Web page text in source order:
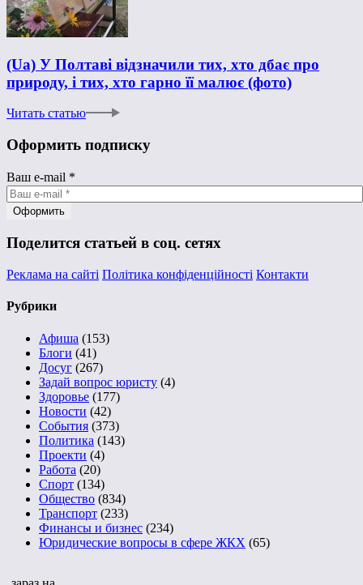
(Ua) У Полтаві відзначили тих, хто дбає про
природу, і тих, хто гарно її малює (фото)
Читать статью
Оформить подписку
Ваш e-mail *
Поделится статьей в соц. сетях
Реклама на сайті Політика конфіденційності Контакти
Рубрики
Афиша (153)
Блоги (41)
Досуг (267)
Задай вопрос юристу (4)
Здоровье (177)
Новости (42)
События (373)
Политика (143)
Проекти (4)
Работа (20)
Спорт (134)
Общество (834)
Транспорт (233)
Финансы и бизнес (234)
Юридические вопросы в сфере ЖКХ (65)